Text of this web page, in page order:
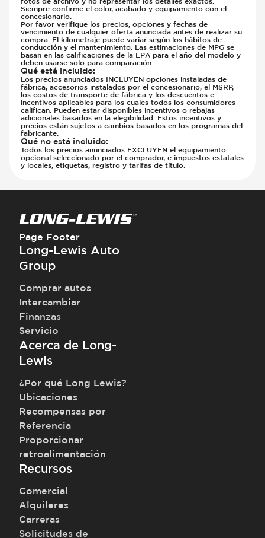
Siempre confirme el color, acabado y equipamiento con el
concesionario.
Por favor verifique los precios, opciones y fechas de
vencimiento de cualquier oferta anunciada antes de realizar su
compra. El kilometraje puede variar según los hábitos de
conducción y el mantenimiento. Las estimaciones de MPG se
basan en las calificaciones de la EPA para el año del modelo y
deben usarse solo para comparación.
Qué está incluido:
Los precios anunciados INCLUYEN opciones instaladas de
fábrica, accesorios instalados por el concesionario, el MSRP,
los costos de transporte de fábrica y los descuentos e
incentivos aplicables para los cuales todos los consumidores
califican. Pueden estar disponibles incentivos o rebajas
adicionales basados en la elegibilidad. Estos incentivos y
precios están sujetos a cambios basados en los programas del
fabricante.
Qué no está incluido:
Todos los precios anunciados EXCLUYEN el equipamiento
opcional seleccionado por el comprador, e impuestos estatales
y locales, etiquetas, registro y tarifas de título.
Page Footer
Long-Lewis Auto
Group
Comprar autos
Intercambiar
Finanzas
Servicio
Acerca de Long-
Lewis
¿Por qué Long Lewis?
Ubicaciones
Recompensas por
Referencia
Proporcionar
retroalimentación
Recursos
Comercial
Alquileres
Carreras
Solicitudes de